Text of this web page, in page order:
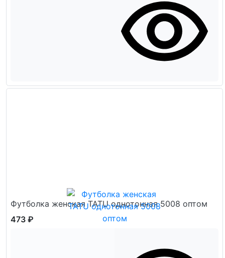
Футболка женская TATU однотонная 5008 оптом
473 ₽